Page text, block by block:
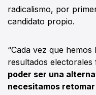
radicalismo, por
candidato propio.
“Cada vez que
resultados
poder ser una
necesitamos